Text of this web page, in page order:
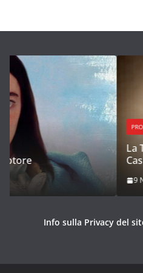
PROGETTO SESSO MOTORE SM2
La Teoria dell’Amore
Casualistico
9 Novembre 2022 Sergio
Info sulla Privacy del